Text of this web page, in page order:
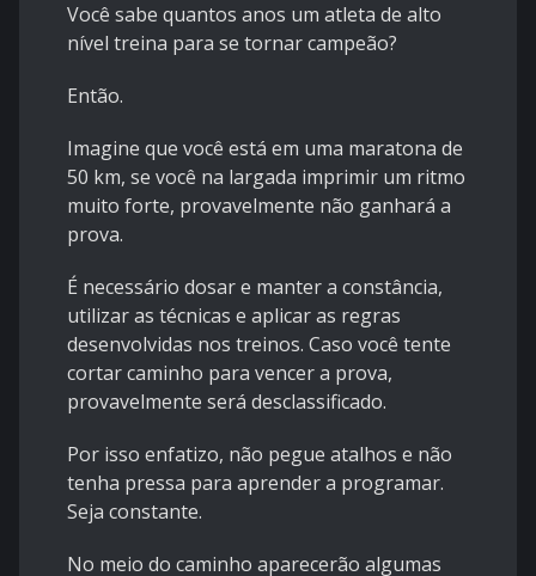
Você sabe quantos anos um atleta de alto
nível treina para se tornar campeão?
Então.
Imagine que você está em uma maratona de
50 km, se você na largada imprimir um ritmo
muito forte, provavelmente não ganhará a
prova.
É necessário dosar e manter a constância,
utilizar as técnicas e aplicar as regras
desenvolvidas nos treinos. Caso você tente
cortar caminho para vencer a prova,
provavelmente será desclassificado.
Por isso enfatizo, não pegue atalhos e não
tenha pressa para aprender a programar.
Seja constante.
No meio do caminho aparecerão algumas